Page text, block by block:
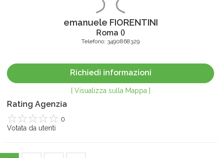
emanuele FIORENTINI
Roma ()
Telefono: 3490868329
Richiedi informazioni
[ Visualizza sulla Mappa ]
Rating Agenzia
5
4
3
2
1
0
Votata da utenti